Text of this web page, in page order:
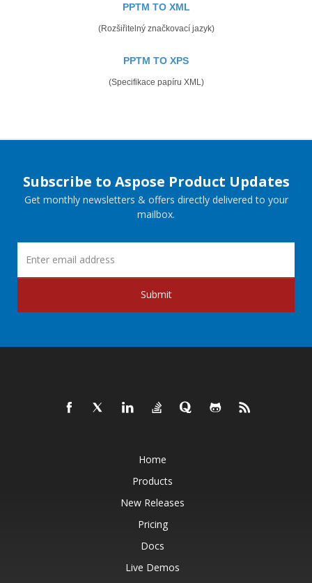
PPTM TO XML
(Rozšiřitelný značkovací jazyk)
PPTM TO XPS
(Specifikace papíru XML)
Subscribe to Aspose Product Updates
Get monthly newsletters & offers directly delivered to your
mailbox.
Submit
Home
Products
New Releases
Pricing
Docs
Live Demos